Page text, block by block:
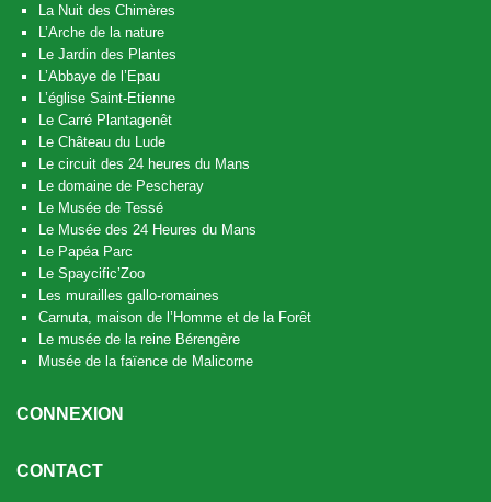
La Nuit des Chimères
L’Arche de la nature
Le Jardin des Plantes
L’Abbaye de l’Epau
L’église Saint-Etienne
Le Carré Plantagenêt
Le Château du Lude
Le circuit des 24 heures du Mans
Le domaine de Pescheray
Le Musée de Tessé
Le Musée des 24 Heures du Mans
Le Papéa Parc
Le Spaycific’Zoo
Les murailles gallo-romaines
Carnuta, maison de l’Homme et de la Forêt
Le musée de la reine Bérengère
Musée de la faïence de Malicorne
CONNEXION
CONTACT